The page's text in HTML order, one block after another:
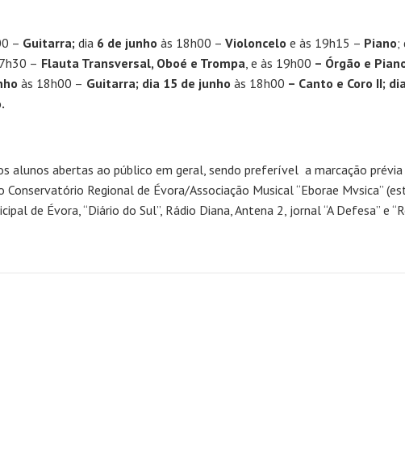
– Guitarra; dia 6 de junho às 18h00 – Violoncelo e às 19h15 – Piano;
– Flauta Transversal, Oboé e Trompa , e às 19h00 – Órgão e
às 18h00 – Guitarra; dia 15 de junho às 18h00 – Canto e Coro II;
alunos abertas ao público em geral, sendo preferível a marcação prévia
Regional de Évora/Associação Musical “Eborae Mvsica”
de Évora, “Diário do Sul”, Rádio Diana, Antena 2, jornal “A Defesa” e